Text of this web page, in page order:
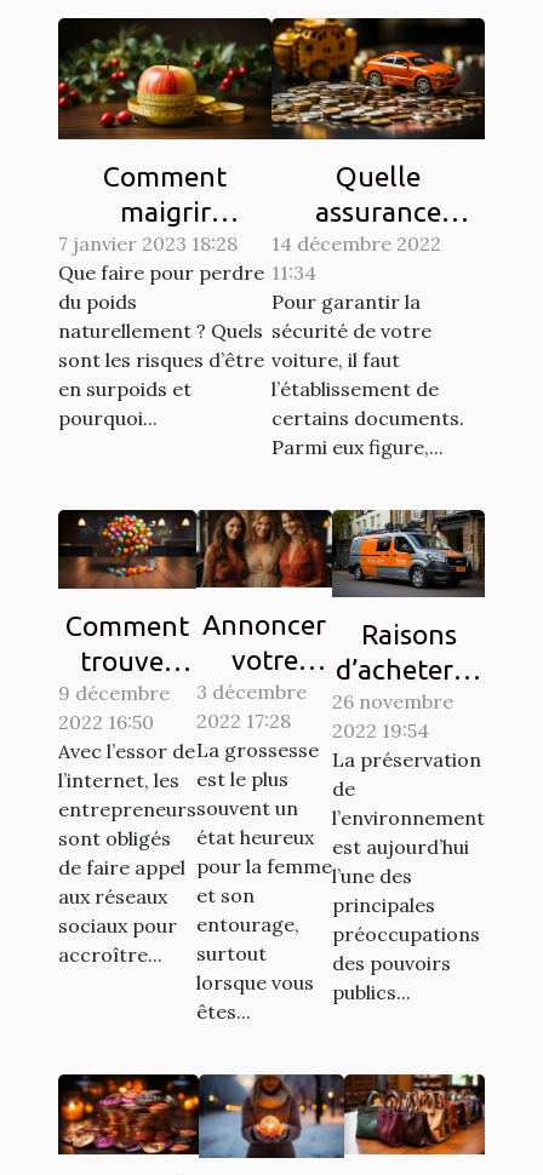
Comment
maigrir
naturellement ?
7 janvier 2023 18:28
Que faire pour perdre
du poids
naturellement ? Quels
sont les risques d’être
en surpoids et
pourquoi...
Quelle
assurance
choisir pour son
14 décembre 2022
11:34
Pour garantir la
sécurité de votre
voiture, il faut
l’établissement de
certains documents.
Parmi eux figure,...
Comment
trouver
des clients
sur les
réseaux
sociaux ?
9 décembre
2022 16:50
Avec l’essor de
l’internet, les
entrepreneurs
sont obligés
de faire appel
aux réseaux
sociaux pour
accroître...
Annoncer
votre
grossesse
à votre
entourage
: Comment
y procéder
?
3 décembre
2022 17:28
La grossesse
est le plus
souvent un
état heureux
pour la femme
et son
entourage,
surtout
lorsque vous
êtes...
Raisons
d’acheter la
vignette
Crit’Air
26 novembre
2022 19:54
La préservation
de
l’environnement
est aujourd’hui
l’une des
principales
préoccupations
des pouvoirs
publics...